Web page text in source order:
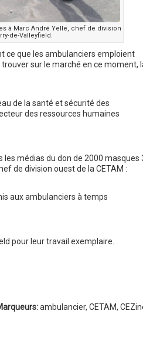
à Marc André Yelle, chef de division
de-Valleyfield.
ce que les ambulanciers emploient
trouver sur le marché en ce moment,
de la santé et sécurité des
des ressources humaines
les médias du don de 2000 masques
de division ouest de la CETAM :
aux ambulanciers à temps
pour leur travail exemplaire.
ambulancier, CETAM,